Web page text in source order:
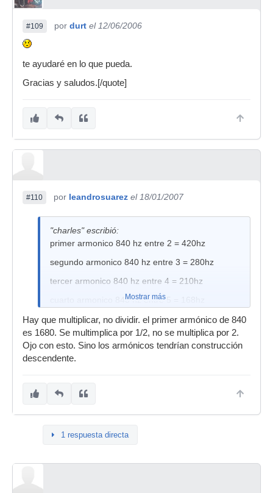
#109 por durt el 12/06/2006
te ayudaré en lo que pueda.
Gracias y saludos.[/quote]
#110 por leandrosuarez el 18/01/2007
"charles" escribió:
primer armonico 840 hz entre 2 = 420hz
segundo armonico 840 hz entre 3 = 280hz
tercer armonico 840 hz entre 4 = 210hz
cuarto armonico 840 hz entre 5 = 168hz
quinto armonico 840 hz entre 6 = 140hz
sexto armonico 840 hz entre 7 = 120Hz
septimo armonico 840 hz entre 8 = 105hz
Mostrar más
Hay que multiplicar, no dividir. el primer armónico de 840
es 1680. Se multimplica por 1/2, no se multiplica por 2.
Ojo con esto. Sino los armónicos tendrían construcción
descendente.
1 respuesta directa